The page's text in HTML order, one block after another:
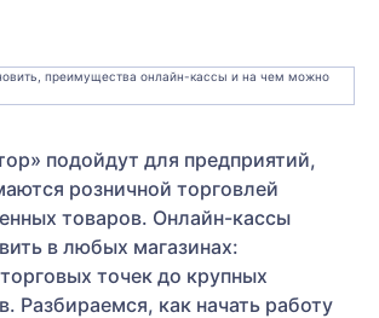
подойдут для предприятий,
розничной торговлей
товаров. Онлайн-кассы
в любых магазинах:
точек до крупных
Разбираемся, как начать работу